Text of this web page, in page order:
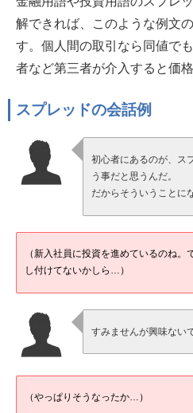
解できれば、このような例文
す。個人間の取引なら同値で
者など第三者が介入すると価
スプレッドの会話例
初心者にあるのが、ス
う事だと思うんだ。
だからそういうことに
（新入社員に投資を進めているのね。
し付けてないかしら…）
すみませんが興味ない
（やっぱりそうなったか…）